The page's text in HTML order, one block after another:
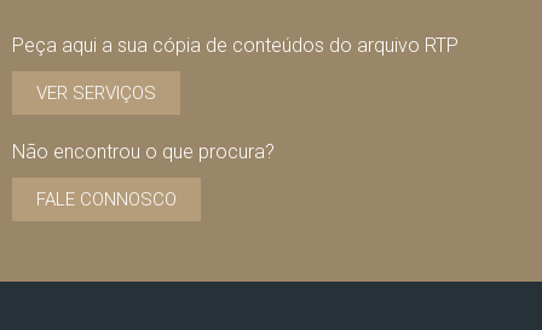
Peça aqui a sua cópia de conteúdos do arquivo RTP
VER SERVIÇOS
Não encontrou o que procura?
FALE CONNOSCO